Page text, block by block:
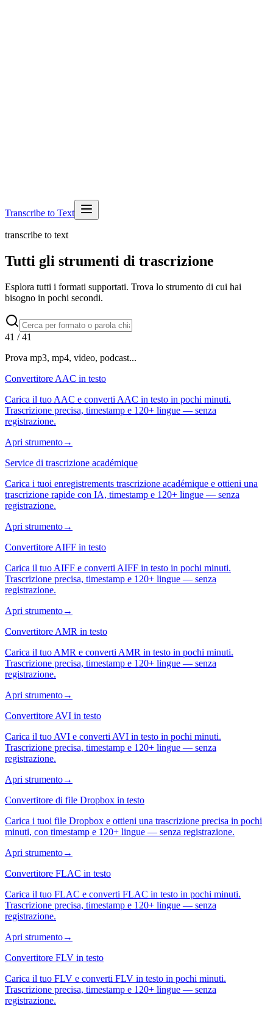
Transcribe to Text
transcribe to text
Tutti gli strumenti di trascrizione
Esplora tutti i formati supportati. Trova lo strumento di cui hai
bisogno in pochi secondi.
41 /41
Prova mp3, mp4, video, podcast...
Convertitore AAC in testo
Carica il tuo AAC e converti AAC in testo in pochi minuti.
Trascrizione precisa, timestamp e 120+ lingue — senza
registrazione.
Apri strumento→
Service di trascrizione académique
Carica i tuoi enregistrements trascrizione académique e ottieni una
trascrizione rapide con IA, timestamp e 120+ lingue — senza
registrazione.
Apri strumento→
Convertitore AIFF in testo
Carica il tuo AIFF e converti AIFF in testo in pochi minuti.
Trascrizione precisa, timestamp e 120+ lingue — senza
registrazione.
Apri strumento→
Convertitore AMR in testo
Carica il tuo AMR e converti AMR in testo in pochi minuti.
Trascrizione precisa, timestamp e 120+ lingue — senza
registrazione.
Apri strumento→
Convertitore AVI in testo
Carica il tuo AVI e converti AVI in testo in pochi minuti.
Trascrizione precisa, timestamp e 120+ lingue — senza
registrazione.
Apri strumento→
Convertitore di file Dropbox in testo
Carica i tuoi file Dropbox e ottieni una trascrizione precisa in pochi
minuti, con timestamp e 120+ lingue — senza registrazione.
Apri strumento→
Convertitore FLAC in testo
Carica il tuo FLAC e converti FLAC in testo in pochi minuti.
Trascrizione precisa, timestamp e 120+ lingue — senza
registrazione.
Apri strumento→
Convertitore FLV in testo
Carica il tuo FLV e converti FLV in testo in pochi minuti.
Trascrizione precisa, timestamp e 120+ lingue — senza
registrazione.